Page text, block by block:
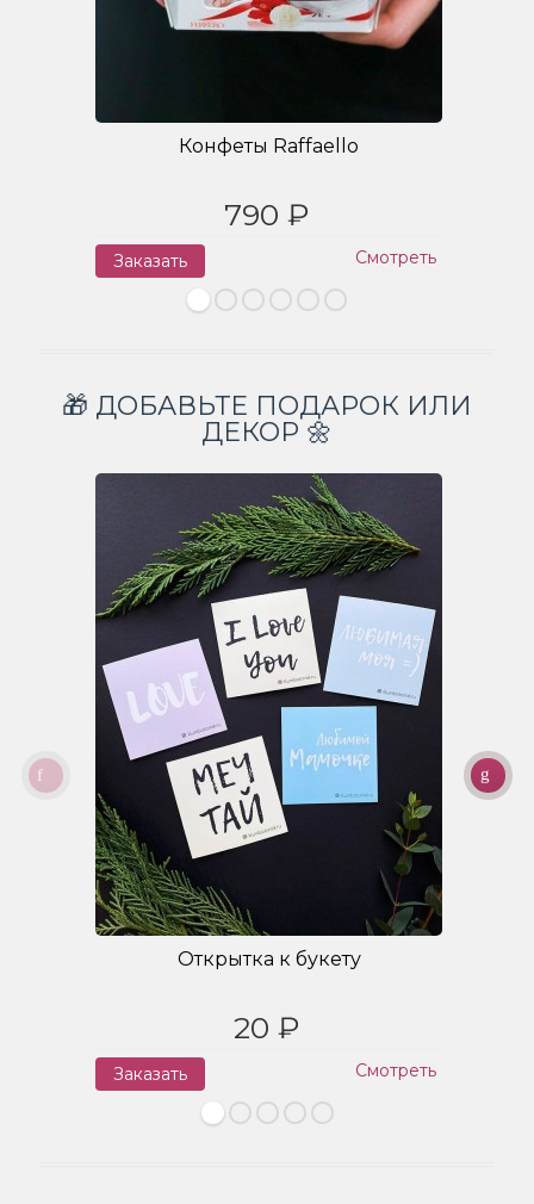
Конфеты Raffaello
790 ₽
Заказать Смотреть
🎁 ДОБАВЬТЕ ПОДАРОК ИЛИ
ДЕКОР 🌼
Открытка к букету
20 ₽
Заказать Смотреть